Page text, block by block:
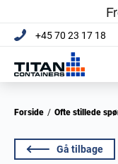
+45 70 23 17 18
Forside / Ofte stillede
Gå tilbage